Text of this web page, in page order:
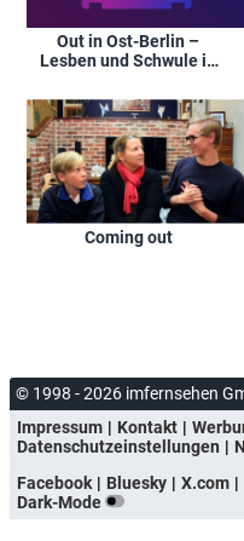
Out in Ost-Berlin –
Lesben und Schwule in
Coming out
© 1998 - 2026 imfernsehen
Impressum
Kontakt
Datenschutzeinstellungen
Facebook
Bluesky X.com
Dark-Mode